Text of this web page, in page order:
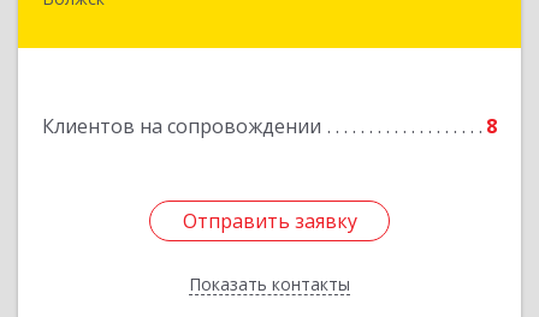
Клиентов на сопровождении 8
Отправить заявку
Показать контакты
Отправить заявку
Назад